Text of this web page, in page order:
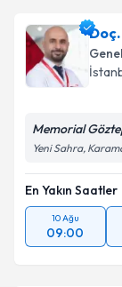
Memorial
Yeni Sahra,
En Yakın Saatler
10 Ağu
09:00